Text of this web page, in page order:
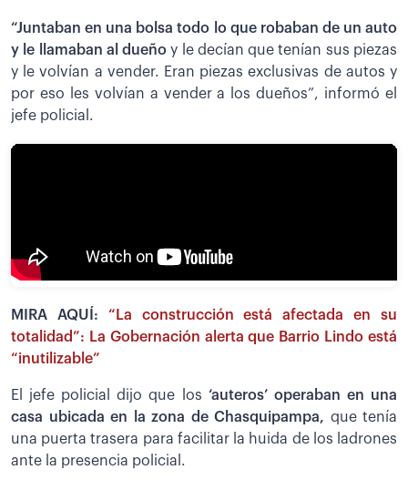
“Juntaban en una bolsa todo lo que robaban de un auto
y le llamaban al dueñoy le decían que tenían sus piezas
y le volvían a vender. Eran piezas exclusivas de autos y
por eso les volvían a vender a los dueños”, informó el
jefe policial.
MIRA AQUÍ: “La construcción está afectada en su
totalidad”: La Gobernación alerta que Barrio Lindo está
“inutilizable”
El jefe policial dijo que los ‘auteros’ operaban en una
casa ubicada en la zona de Chasquipampa, que tenía
una puerta trasera para facilitar la huida de los ladrones
ante la presencia policial.